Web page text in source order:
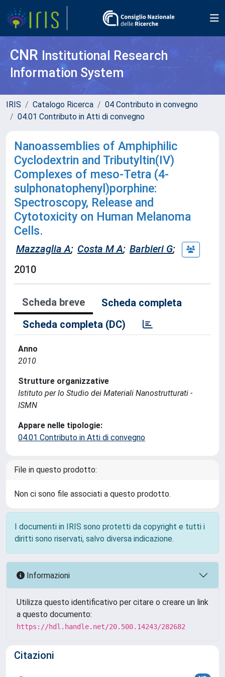
CNR Institutional Research
Information System
IRIS Catalogo Ricerca
04 Contributo in convegno
04.01 Contributo in Atti di convegno
Nanoassemblies of Amphiphilic
Cyclodextrin and Tributyltin(IV)
Complexes of meso-Tetra (4-
sulphonatophenyl)porphine:
Spectroscopy, Release and
Cytotoxicity on Human Melanoma
Cells.
Mazzaglia A; Costa M A; Barbieri G;
2010
Scheda breve
Scheda completa
Scheda completa (DC)
Anno
2010
Strutture organizzative
Istituto per lo Studio dei Materiali Nanostrutturati -
ISMN
Appare nelle tipologie:
04.01 Contributo in Atti di convegno
File in questo prodotto:
Non ci sono file associati a questo prodotto.
I documenti in IRIS sono protetti da copyright e tutti i
diritti sono riservati, salvo diversa indicazione.
Informazioni
Utilizza questo identificativo per citare o creare un link
a questo documento:
https://hdl.handle.net/20.500.14243/282682
Citazioni